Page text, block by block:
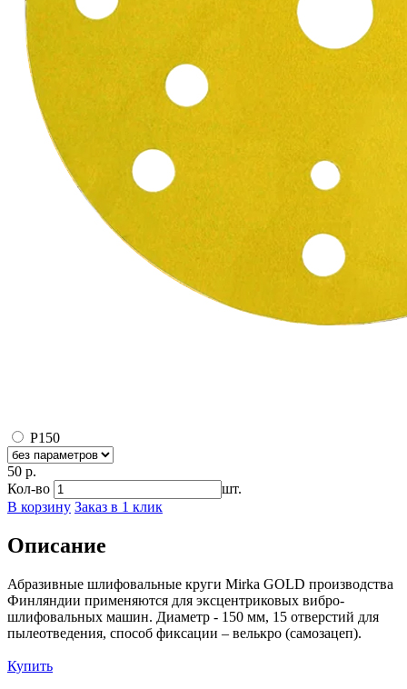
Р150
50 р.
Кол-во
шт.
В корзину Заказ в 1 клик
Описание
Абразивные шлифовальные круги Mirka GOLD производства
Финляндии применяются для эксцентриковых вибро-
шлифовальных машин. Диаметр - 150 мм, 15 отверстий для
пылеотведения, способ фиксации – велькро (самозацеп).
Купить